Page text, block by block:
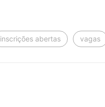
inscrições abertas vagas